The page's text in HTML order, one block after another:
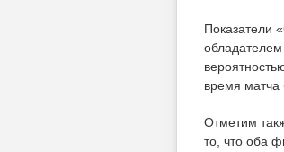
Показатели
время матча
Отметим
то, что оба